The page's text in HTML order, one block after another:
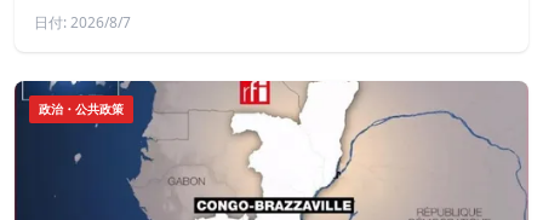
日付: 2026/8/7
政治・公共政策